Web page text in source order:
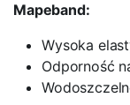
Mapeband:
Wysoka
Odporność